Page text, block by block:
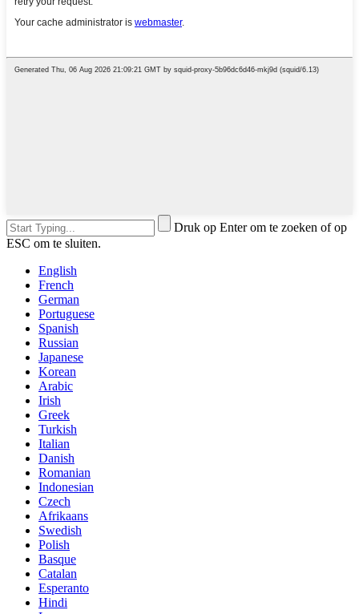
Druk op Enter om te zoeken of op
ESC om te sluiten.
English
French
German
Portuguese
Spanish
Russian
Japanese
Korean
Arabic
Irish
Greek
Turkish
Italian
Danish
Romanian
Indonesian
Czech
Afrikaans
Swedish
Polish
Basque
Catalan
Esperanto
Hindi